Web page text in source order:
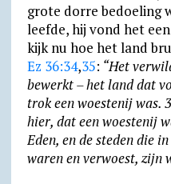
grote dorre bedoeling
leefde, hij vond het
kijk nu hoe het land
Ez 36:34,35: “Het
bewerkt – het land dat
trok een woestenij was.
hier, dat een woestenij
Eden, en de steden die
waren en verwoest, zijn